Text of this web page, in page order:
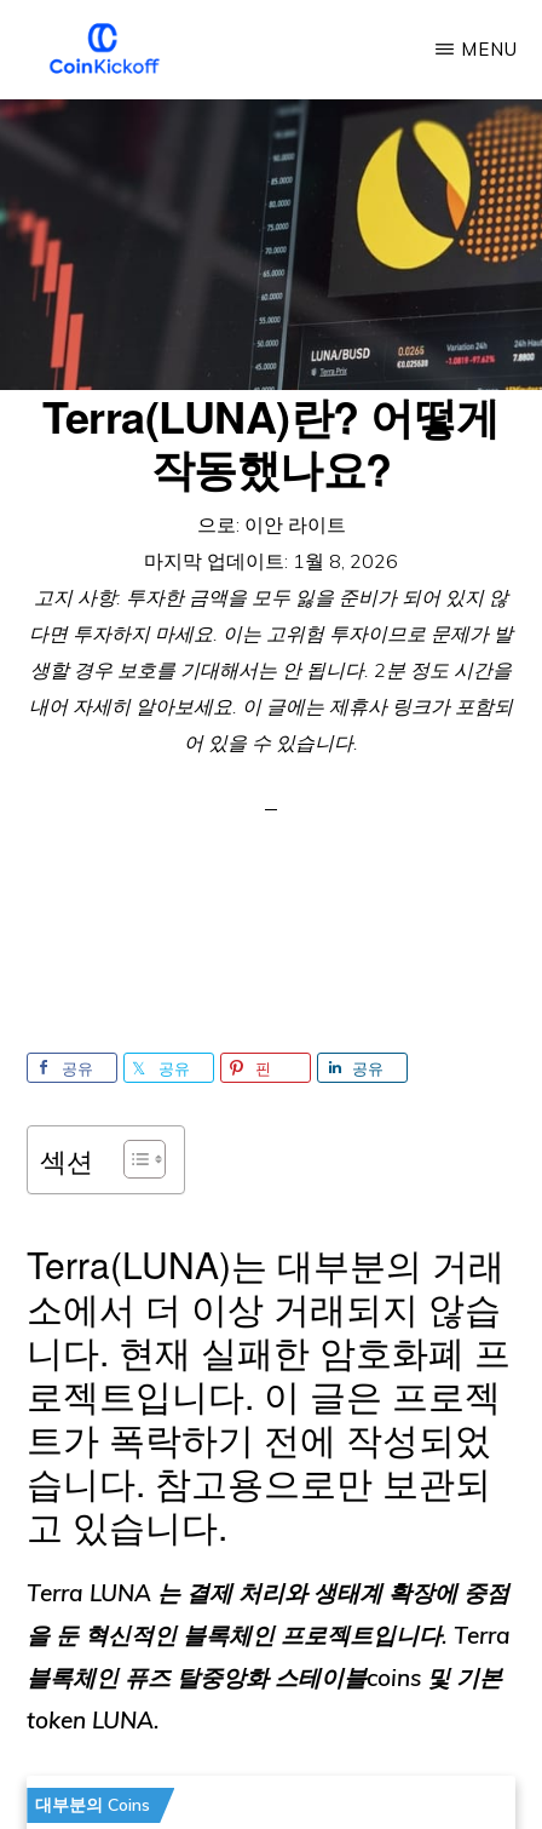
콘
텐
로
COIN
MENU
Terra(LUNA)란? 어떻게
작동했나요?
으로: 이안 라이트
마지막 업데이트: 1월 8, 2026
고지 사항: 투자한 금액을 모두 잃을 준비가 되어 있지 않
다면 투자하지 마세요. 이는 고위험 투자이므로 문제가 발
생할 경우 보호를 기대해서는 안 됩니다. 2분 정도 시간을
내어 자세히 알아보세요. 이 글에는 제휴사 링크가 포함되
어 있을 수 있습니다.
공유 공유 핀 공유
섹션
Terra(LUNA)는 대부분의 거래
소에서 더 이상 거래되지 않습
니다. 현재 실패한 암호화폐 프
로젝트입니다. 이 글은 프로젝
트가 폭락하기 전에 작성되었
습니다. 참고용으로만 보관되
고 있습니다.
Terra LUNA 는 결제 처리와 생태계 확장에 중점
을 둔 혁신적인 블록체인 프로젝트입니다. Terra
블록체인 퓨즈 탈중앙화 스테이블coins 및 기본
token LUNA.
대부분의 Coins